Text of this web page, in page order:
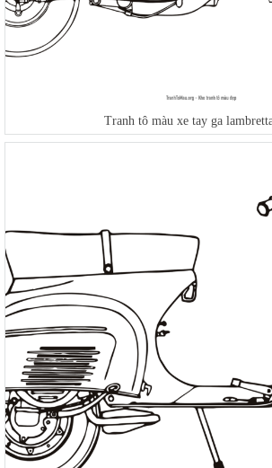
Tranh tô màu xe tay ga